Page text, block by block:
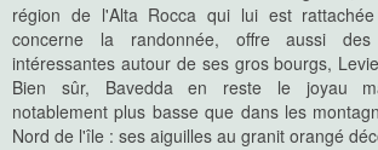
région de l'Alta Rocca qui lui est
concerne la randonnée, offre aussi des
intéressantes autour de ses gros bourgs,
Bien sûr, Bavedda en reste le joyau
notablement plus basse que dans les
Nord de l'île : ses aiguilles au granit orangé